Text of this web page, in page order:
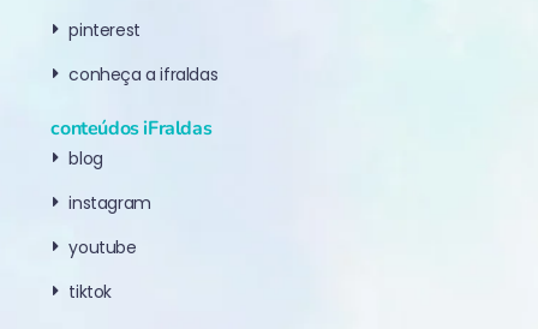
pinterest
conheça a ifraldas
conteúdos iFraldas
blog
instagram
youtube
tiktok